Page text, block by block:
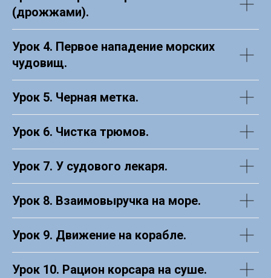
(дрожжами).
Урок 4. Первое нападение морских
чудовищ.
Урок 5. Черная метка.
Урок 6. Чистка трюмов.
Урок 7. У судового лекаря.
Урок 8. Взаимовыручка на море.
Урок 9. Движение на корабле.
Урок 10. Рацион корсара на суше.